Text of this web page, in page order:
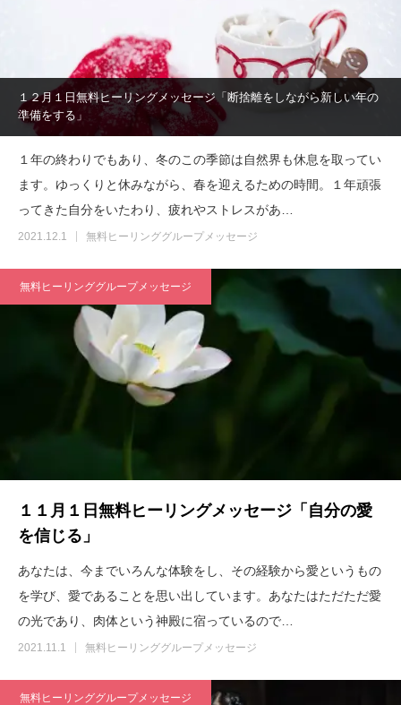
１２月１日無料ヒーリングメッセージ「断捨離をしながら新しい年の
準備をする」
１年の終わりでもあり、冬のこの季節は自然界も休息を取ってい
ます。ゆっくりと休みながら、春を迎えるための時間。１年頑張
ってきた自分をいたわり、疲れやストレスがあ…
2021.12.1 無料ヒーリンググループメッセージ
無料ヒーリンググループメッセージ
１１月１日無料ヒーリングメッセージ「自分の愛
を信じる」
あなたは、今までいろんな体験をし、その経験から愛というもの
を学び、愛であることを思い出しています。あなたはただただ愛
の光であり、肉体という神殿に宿っているので…
2021.11.1 無料ヒーリンググループメッセージ
無料ヒーリンググループメッセージ